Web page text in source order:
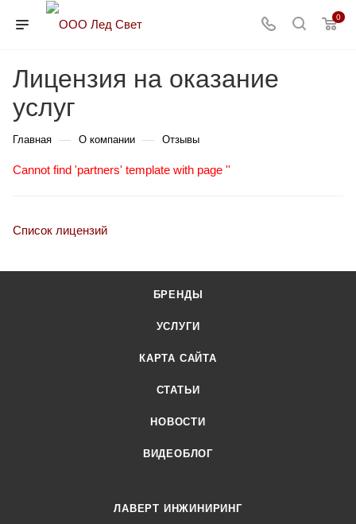
0
Лицензия на оказание
услуг
Главная — О компании — Отзывы
Cannot find 'partners' template with page ''
Список лицензий
БРЕНДЫ
УСЛУГИ
КАРТА САЙТА
СТАТЬИ
НОВОСТИ
ВИДЕОБЛОГ
ЛАВЕРТ ИНЖИНИРИНГ